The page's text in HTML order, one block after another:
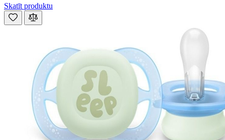
Skatīt produktu